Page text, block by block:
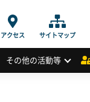
アクセス サイトマップ
その他の活動等